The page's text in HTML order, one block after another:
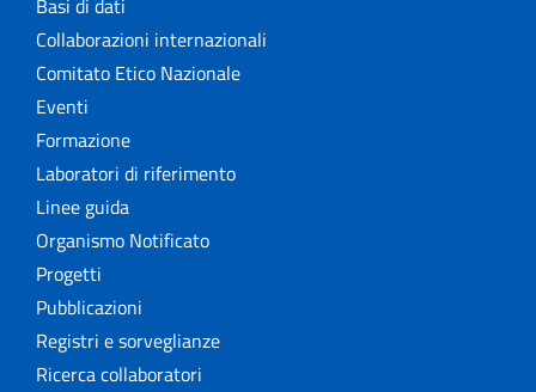
Basi di dati
Collaborazioni internazionali
Comitato Etico Nazionale
Eventi
Formazione
Laboratori di riferimento
Linee guida
Organismo Notificato
Progetti
Pubblicazioni
Registri e sorveglianze
Ricerca collaboratori